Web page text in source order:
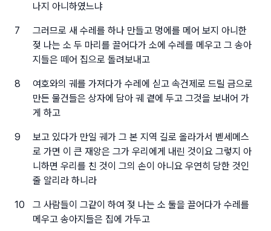
나지 아니하였느냐
7
그러므로 새 수레를 하나 만들고 멍에를 메어 보지 아니한
젖 나는 소 두 마리를 끌어다가 소에 수레를 메우고 그 송아
지들은 떼어 집으로 돌려보내고
8
여호와의 궤를 가져다가 수레에 싣고 속건제로 드릴 금으로
만든 물건들은 상자에 담아 궤 곁에 두고 그것을 보내어 가
게 하고
9
보고 있다가 만일 궤가 그 본 지역 길로 올라가서 벧세메스
로 가면 이 큰 재앙은 그가 우리에게 내린 것이요 그렇지 아
니하면 우리를 친 것이 그의 손이 아니요 우연히 당한 것인
줄 알리라 하니라
10
그 사람들이 그같이 하여 젖 나는 소 둘을 끌어다가 수레를
메우고 송아지들은 집에 가두고